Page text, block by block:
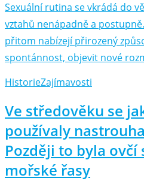
Sexuální rutina se vkrádá do
vztahů nenápadně a
přitom nabízejí přirozený
spontánnost, objevit nové
HistorieZajímavosti
Ve středověku se
používaly
Později to byla ovčí
mořské řasy